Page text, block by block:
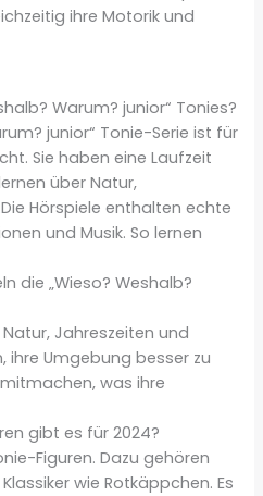
ihre Motorik und
Warum? junior“ Tonies?
junior“ Tonie-Serie ist für
Sie haben eine Laufzeit
über Natur,
Hörspiele enthalten echte
und Musik. So lernen
die „Wieso? Weshalb?
Jahreszeiten und
ihre Umgebung besser zu
was ihre
gibt es für 2024?
Figuren. Dazu gehören
wie Rotkäppchen. Es